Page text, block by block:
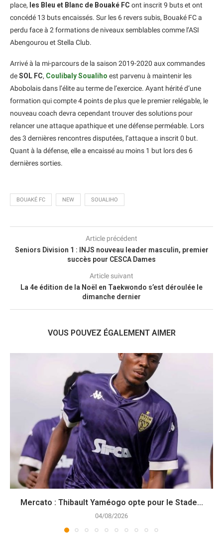
place, les Bleu et Blanc de Bouaké FC ont inscrit 9 buts et ont
concédé 13 buts encaissés. Sur les 6 revers subis, Bouaké FC a
perdu face à 2 formations de niveaux semblables comme l’ASI
Abengourou et Stella Club.
Arrivé à la mi-parcours de la saison 2019-2020 aux commandes
deSOL FC, Coulibaly Soualiho est parvenu à maintenir les
Abobolais dans l’élite au terme de l’exercice. Ayant hérité d’une
formation qui compte 4 points de plus que le premier relégable, le
nouveau coach devra cependant trouver des solutions pour
relancer une attaque apathique et une défense perméable. Lors
des 3 dernières rencontres disputées, l’attaque a inscrit 0 but.
Quant à la défense, elle a encaissé au moins 1 but lors des 6
dernières sorties.
BOUAKÉ FC NEW SOUALIHO
Article précédent
Seniors Division 1 : INJS nouveau leader masculin, premier
succès pour CESCA Dames
Article suivant
La 4e édition de la Noël en Taekwondo s’est déroulée le
dimanche dernier
VOUS POUVEZ ÉGALEMENT AIMER
Mercato : Thibault Yaméogo opte pour le Stade...
04/08/2026